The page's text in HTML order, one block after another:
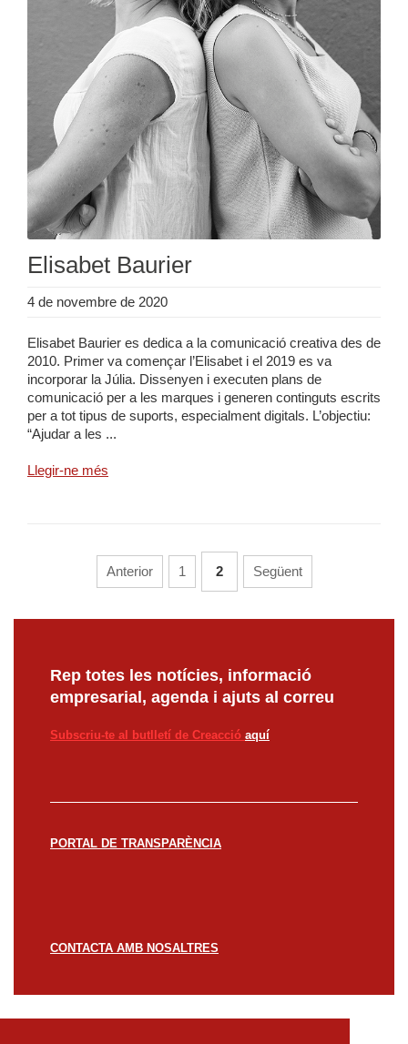
Elisabet Baurier
4 de novembre de 2020
Elisabet Baurier es dedica a la comunicació creativa des de
2010. Primer va començar l’Elisabet i el 2019 es va
incorporar la Júlia. Dissenyen i executen plans de
comunicació per a les marques i generen continguts escrits
per a tot tipus de suports, especialment digitals. L’objectiu:
“Ajudar a les ...
Llegir-ne més
Anterior 1 2 Següent
Rep totes les notícies, informació
empresarial, agenda i ajuts al correu
Subscriu-te al butlletí de Creacció aquí
PORTAL DE TRANSPARÈNCIA
CONTACTA AMB NOSALTRES